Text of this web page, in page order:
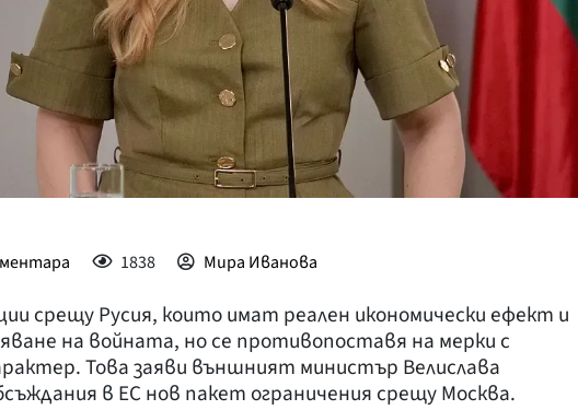
1838 Мира Иванова
срещу Русия, които имат реален икономически ефект и
на войната, но се противопоставя на мерки с
Това заяви външният министър Велислава
в ЕС нов пакет ограничения срещу Москва.